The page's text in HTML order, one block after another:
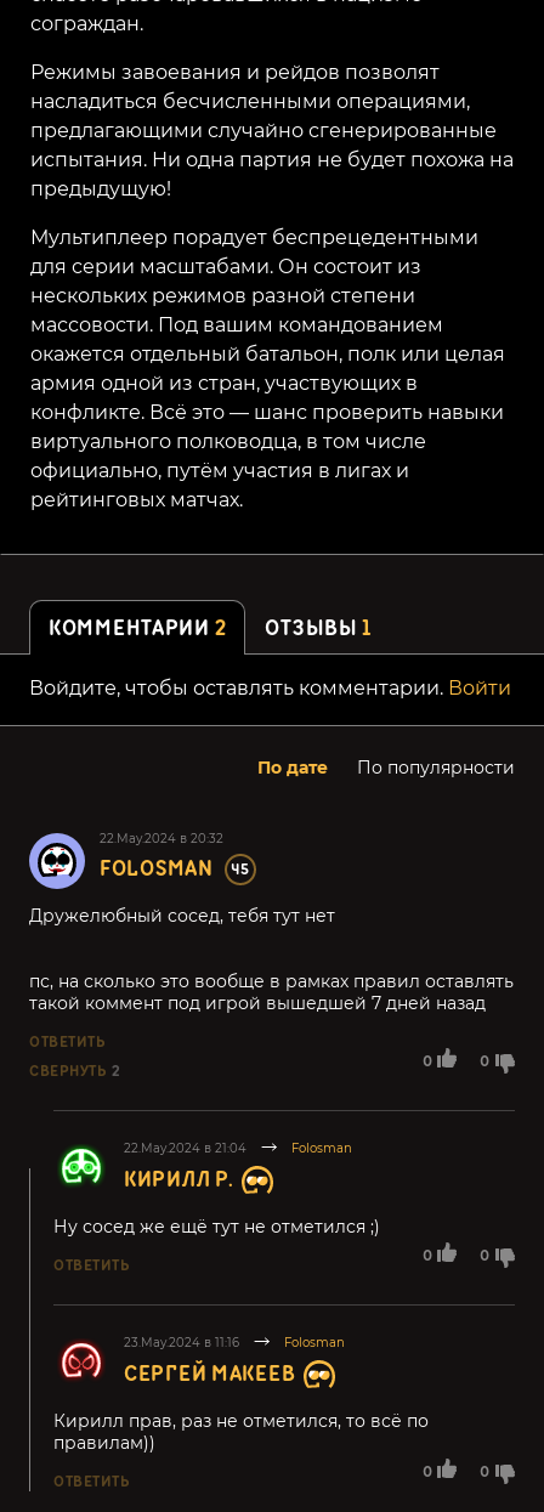
сограждан.
Режимы завоевания и рейдов позволят
насладиться бесчисленными операциями,
предлагающими случайно сгенерированные
испытания. Ни одна партия не будет похожа на
предыдущую!
Мультиплеер порадует беспрецедентными
для серии масштабами. Он состоит из
нескольких режимов разной степени
массовости. Под вашим командованием
окажется отдельный батальон, полк или целая
армия одной из стран, участвующих в
конфликте. Всё это — шанс проверить навыки
виртуального полководца, в том числе
официально, путём участия в лигах и
рейтинговых матчах.
КОММЕНТАРИИ 2 ОТЗЫВЫ1
Войдите, чтобы оставлять комментарии. Войти
По дате По популярности
22.May.2024 в 20:32
FOLOSMAN 45
0 0
Дружелюбный сосед, тебя тут нет
пс, на сколько это вообще в рамках правил оставлять
такой коммент под игрой вышедшей 7 дней назад
ОТВЕТИТЬ
СВЕРНУТЬ 2
22.May.2024 в 21:04 Folosman
КИРИЛЛ Р.
0 0
Ну сосед же ещё тут не отметился ;)
ОТВЕТИТЬ
23.May.2024 в 11:16 Folosman
СЕРГЕЙ МАКЕЕВ
0 0
Кирилл прав, раз не отметился, то всё по
правилам))
ОТВЕТИТЬ